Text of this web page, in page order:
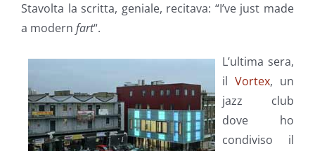
Stavolta la scritta, geniale, recitava: “I’ve just made
a modern fart“.
L’ultima sera,
il Vortex, un
jazz club
dove ho
condiviso il